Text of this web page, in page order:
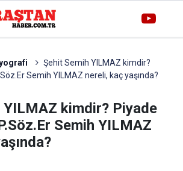
Şehit Semih YILMAZ kimdir?
Semih YILMAZ nereli, kaç yaşında?
YILMAZ kimdir? Piyade
Semih YILMAZ